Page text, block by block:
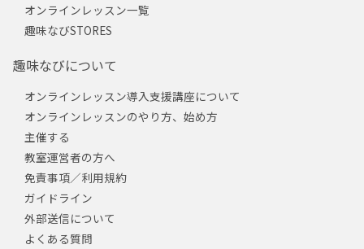
オンラインレッスン一覧
趣味なびSTORES
趣味なびについて
オンラインレッスン導入支援講座について
オンラインレッスンのやり方、始め方
主催する
教室運営者の方へ
免責事項／利用規約
ガイドライン
外部送信について
よくある質問